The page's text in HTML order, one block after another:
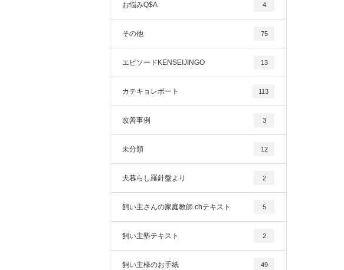
お悩みQ$A 4
その他 75
エピソードKENSEIJINGO 13
カテキョレポート 113
改善事例 3
未分類 12
犬暮らし羅針盤より 2
飼い主さんの家庭教師.chテキスト 5
飼い主塾テキスト 2
飼い主様のお手紙 49